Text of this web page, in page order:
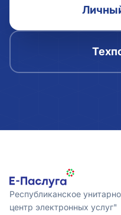
Республиканское
центр электронных услуг"